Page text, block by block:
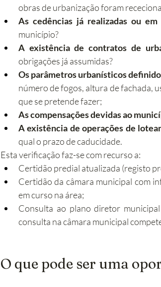
obras de urbanização foram
As cedências já realizadas ou em
município?
A existência de contratos de
obrigações já assumidas?
Os parâmetros urbanísticos
número de fogos, altura de fachada,
que se pretende fazer;
As compensações devidas ao
A existência de operações de
qual o prazo de caducidade.
Esta verificação faz-se com recurso a:
Certidão predial atualizada (registo
Certidão da câmara municipal com
em curso na área;
Consulta ao plano diretor
consulta na câmara municipal
O que pode ser uma